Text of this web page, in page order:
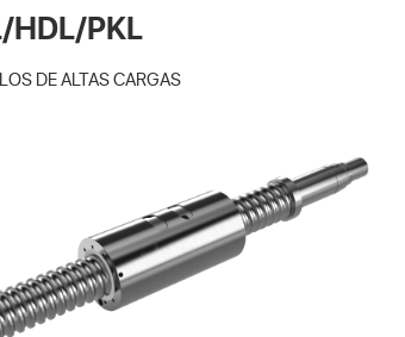
HDL/PKL
DE ALTAS CARGAS